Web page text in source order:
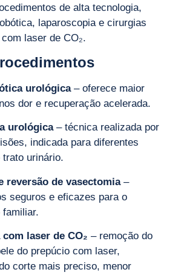
de alta tecnologia,
laparoscopia e cirurgias
laser de CO₂.
urológica– oferece maior
dor e recuperação acelerada.
urológica– técnica realizada por
indicada para diferentes
urinário.
reversão de vasectomia–
seguros e eficazes para o
familiar.
laser de CO₂ – remoção do
do prepúcio com laser,
corte mais preciso, menor